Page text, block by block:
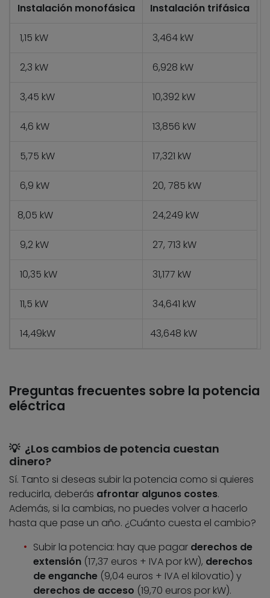
Instalación monofásica Instalación trifásica
1,15 kW 3,464 kW
2,3 kW 6,928 kW
3,45 kW 10,392 kW
4,6 kW 13,856 kW
5,75 kW 17,321 kW
6,9 kW 20, 785 kW
8,05 kW 24,249 kW
9,2 kW 27, 713 kW
10,35 kW 31,177 kW
11,5 kW 34,641 kW
14,49kW 43,648 kW
Preguntas frecuentes sobre la potencia
eléctrica
💡 ¿Los cambios de potencia cuestan
dinero?
Sí. Tanto si deseas subir la potencia como si quieres
reducirla, deberás afrontar algunos costes.
Además, si la cambias, no puedes volver a hacerlo
hasta que pase un año. ¿Cuánto cuesta el cambio?
Subir la potencia: hay que pagar derechos de
extensión (17,37 euros + IVA por kW), derechos
de enganche (9,04 euros + IVA el kilovatio) y
derechos de acceso (19,70 euros por kW).